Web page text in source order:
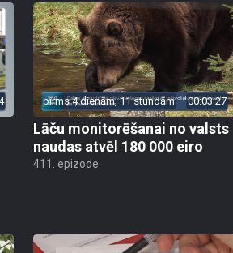
pirms 4 dienām, 11 stundām 00:03:27
Lāču monitorēšanai no valsts
naudas atvēl 180 000 eiro
411. epizode